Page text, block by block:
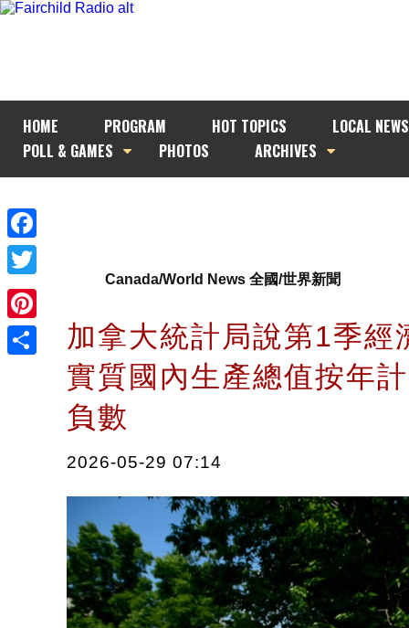
HOME PROGRAM HOT TOPICS
LOCAL NEWS
POLL & GAMES
PHOTOS ARCHIVES
Facebook
Twitter
Pinterest
Canada/World News 全國/世界新聞
加拿大統計局說第1季經
實質國內生產總值按年
負數
2026-05-29 07:14